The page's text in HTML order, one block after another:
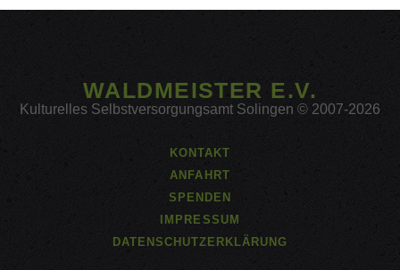
WALDMEISTER E.V.
Kulturelles Selbstversorgungsamt Solingen © 2007-2026
KONTAKT
ANFAHRT
SPENDEN
IMPRESSUM
DATENSCHUTZERKLÄRUNG